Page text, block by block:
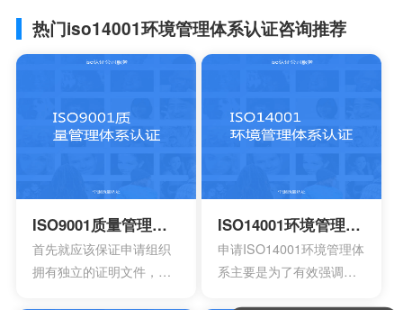
热门iso14001环境管理体系认证咨询推荐
ISO9001质量管理体系认证
首先就应该保证申请组织
拥有独立的证明文件，其
ISO14001环境管理体系认证
申请ISO14001环境管理体
系主要是为了有效强调持